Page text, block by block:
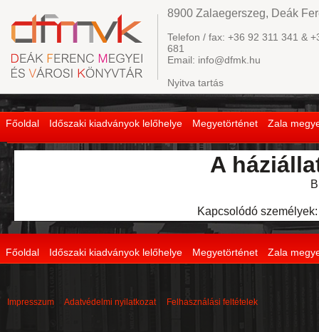
Főoldal Időszaki kiadványok lelőhelye Megyetörténet Zala
8900 Zalaegerszeg, Deák
Telefon / fax: +36 92 311 341 &
681
Email: info@dfmk.hu
Nyitva tartás
A
Kapcsolódó személyek:
Főoldal Időszaki kiadványok lelőhelye Megyetörténet Zala
Impresszum Adatvédelmi nyilatkozat Felhasználási feltételek